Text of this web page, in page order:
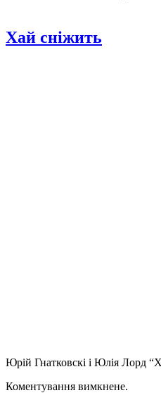
Хай сніжить
Юрій Гнатковскі і Юлія Лорд
Коментування вимкнене.